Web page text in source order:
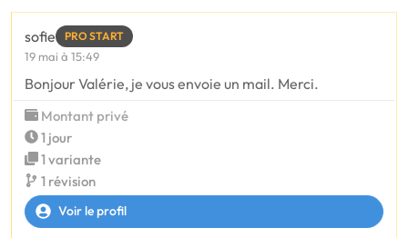
sofie PRO START
19 mai à 15:49
Bonjour Valérie, je vous envoie un mail. Merci.
Montant privé
1 jour
1 variante
1 révision
Voir le profil